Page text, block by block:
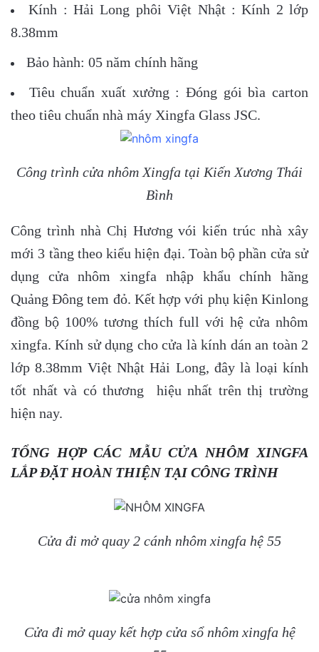
Kính : Hải Long phôi Việt Nhật : Kính 2 lớp
8.38mm
Bảo hành: 05 năm chính hãng
Tiêu chuẩn xuất xưởng : Đóng gói bìa carton
theo tiêu chuẩn nhà máy Xingfa Glass JSC.
Công trình cửa nhôm Xingfa tại Kiến Xương Thái
Bình
Công trình nhà Chị Hương vói kiến trúc nhà xây
mới 3 tầng theo kiểu hiện đại. Toàn bộ phần cửa sử
dụng cửa nhôm xingfa nhập khẩu chính hãng
Quảng Đông tem đỏ. Kết hợp với phụ kiện Kinlong
đồng bộ 100% tương thích full với hệ cửa nhôm
xingfa. Kính sử dụng cho cửa là kính dán an toàn 2
lớp 8.38mm Việt Nhật Hải Long, đây là loại kính
tốt nhất và có thương hiệu nhất trên thị trường
hiện nay.
TỔNG HỢP CÁC MẪU CỬA NHÔM XINGFA
LẮP ĐẶT HOÀN THIỆN TẠI CÔNG TRÌNH
Cửa đi mở quay 2 cánh nhôm xingfa hệ 55
Cửa đi mở quay kết hợp cửa sổ nhôm xingfa hệ